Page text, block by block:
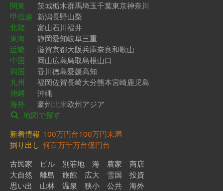
関東
茨城栃木群馬埼玉千葉東京神奈川
甲信越 新潟長野山梨
北陸
富山石川福井
東海
静岡愛知岐阜三重
近畿
滋賀京都大阪兵庫奈良和歌山
中国
岡山広島鳥取島根山口
四国
香川徳島愛媛高知
九州
福岡佐賀長崎大分熊本宮崎鹿児島
沖縄
沖縄
海外
豪州北米欧州アジア
地図で探す
新着情報 100万円台100万円未満
掘り出し 何百万千万台億円台
古民家
ビル 別荘地 海 農家
商店
大自然
離島 旅館 広大 雪国
投資
思い出
山林 温泉 狭小 公共
海外